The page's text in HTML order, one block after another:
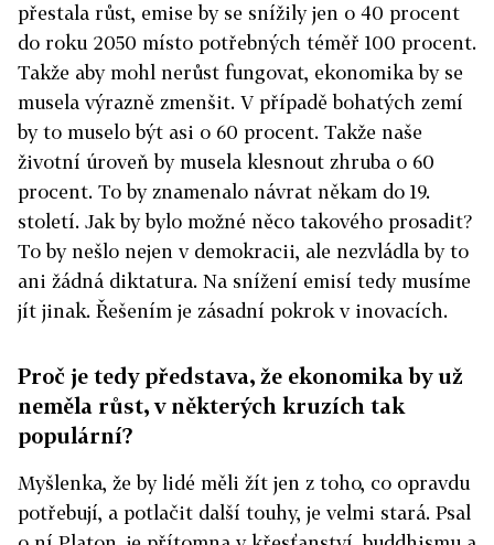
přestala růst, emise by se snížily jen o 40 procent
do roku 2050 místo potřebných téměř 100 procent.
Takže aby mohl nerůst fungovat, ekonomika by se
musela výrazně zmenšit. V případě bohatých zemí
by to muselo být asi o 60 procent. Takže naše
životní úroveň by musela klesnout zhruba o 60
procent. To by znamenalo návrat někam do 19.
století. Jak by bylo možné něco takového prosadit?
To by nešlo nejen v demokracii, ale nezvládla by to
ani žádná diktatura. Na snížení emisí tedy musíme
jít jinak. Řešením je zásadní pokrok v inovacích.
Proč je tedy představa, že ekonomika by už
neměla růst, v některých kruzích tak
populární?
Myšlenka, že by lidé měli žít jen z toho, co opravdu
potřebují, a potlačit další touhy, je velmi stará. Psal